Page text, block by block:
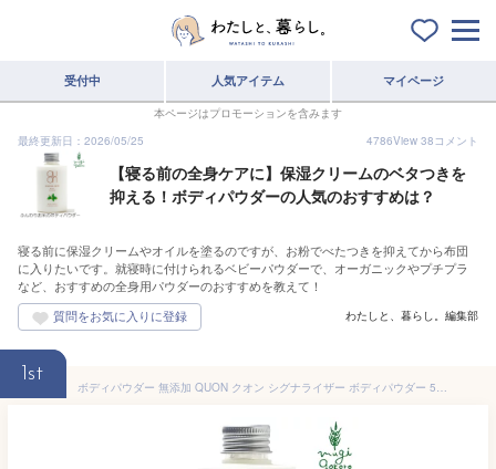
受付中 人気アイテム マイページ
本ページはプロモーションを含みます
最終更新日：2026/05/25
4786View 38コメント
【寝る前の全身ケアに】保湿クリームのベタつきを
抑える！ボディパウダーの人気のおすすめは？
寝る前に保湿クリームやオイルを塗るのですが、お粉でべたつきを抑えてから布団
に入りたいです。就寝時に付けられるベビーパウダーで、オーガニックやプチプラ
など、おすすめの全身用パウダーのおすすめを教えて！
わたしと、暮らし。編集部
1st
ボディパウダー 無添加 QUON クオン シグナライザー ボディパウダー 50g 購入金額別特典あり オーガニック 正規品 ボディケア あせも 汗 天然 ナチュラル ノンケミカル 自然